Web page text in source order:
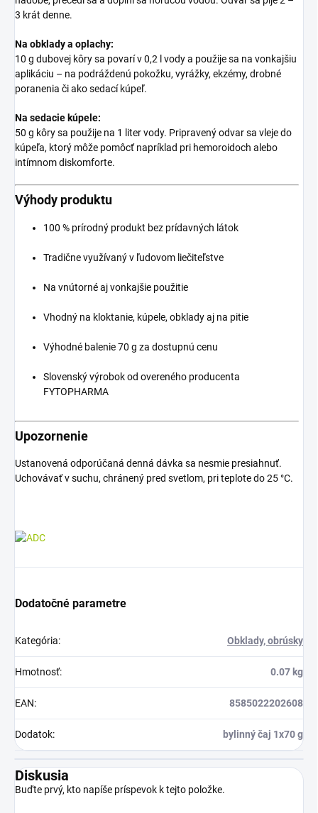
3 krát denne.
Na obklady a oplachy:
10 g dubovej kôry sa povarí v 0,2 l vody a použije sa na vonkajšiu
aplikáciu – na podráždenú pokožku, vyrážky, ekzémy, drobné
poranenia či ako sedací kúpeľ.
Na sedacie kúpele:
50 g kôry sa použije na 1 liter vody. Pripravený odvar sa vleje do
kúpeľa, ktorý môže pomôcť napríklad pri hemoroidoch alebo
intímnom diskomforte.
Výhody produktu
100 % prírodný produkt bez prídavných látok
Tradične využívaný v ľudovom liečiteľstve
Na vnútorné aj vonkajšie použitie
Vhodný na kloktanie, kúpele, obklady aj na pitie
Výhodné balenie 70 g za dostupnú cenu
Slovenský výrobok od overeného producenta
FYTOPHARMA
Upozornenie
Ustanovená odporúčaná denná dávka sa nesmie presiahnuť.
Uchovávať v suchu, chránený pred svetlom, pri teplote do 25 °C.
Dodatočné parametre
Kategória: Obklady, obrúsky
Hmotnosť: 0.07 kg
EAN: 8585022202608
Dodatok: bylinný čaj 1x70 g
Diskusia
Buďte prvý, kto napíše príspevok k tejto položke.